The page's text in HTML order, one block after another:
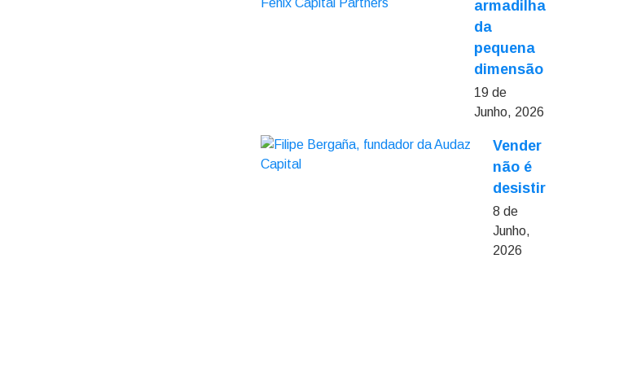
armadilha
da
pequena
dimensão
19 de
Junho, 2026
Vender
não é
desistir
8 de
Junho,
2026